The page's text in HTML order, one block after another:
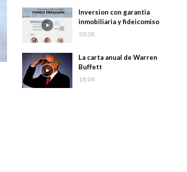
Inversion con garantia
inmobiliaria y fideicomiso
20:38
La carta anual de Warren
Buffett
18:04